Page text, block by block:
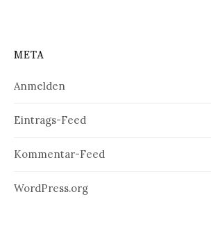
META
Anmelden
Eintrags-Feed
Kommentar-Feed
WordPress.org